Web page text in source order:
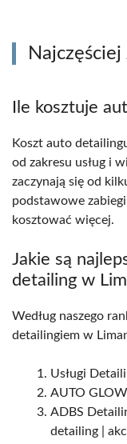
Ile kosztuje
Koszt auto
od zakresu usług i
zaczynają się od
podstawowe
kosztować więcej.
Jakie są
detailing w
Według naszego
detailingiem w
Usługi
AUTO
ADBS
detailing |